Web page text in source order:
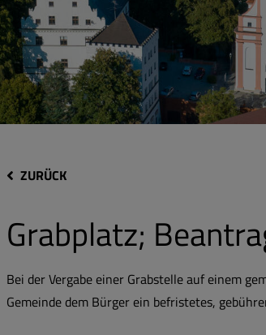
ZURÜCK
Grabplatz;
Bei der Vergabe einer Grabstelle auf einem
Gemeinde dem Bürger ein befristetes,